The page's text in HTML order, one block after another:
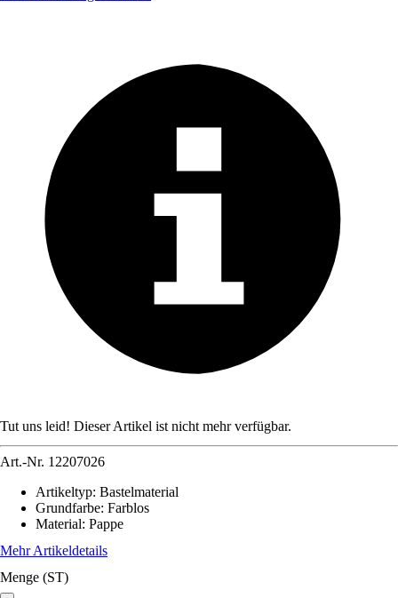
Tut uns leid! Dieser Artikel ist nicht mehr verfügbar.
Art.-Nr. 12207026
Artikeltyp: Bastelmaterial
Grundfarbe: Farblos
Material: Pappe
Mehr Artikeldetails
Menge (ST)